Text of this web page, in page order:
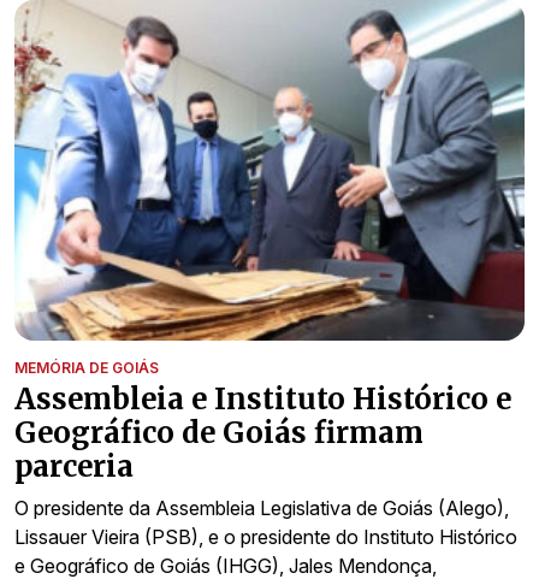
MEMÓRIA DE GOIÁS
Assembleia e Instituto Histórico e
Geográfico de Goiás firmam
parceria
O presidente da Assembleia Legislativa de Goiás (Alego),
Lissauer Vieira (PSB), e o presidente do Instituto Histórico
e Geográfico de Goiás (IHGG), Jales Mendonça,